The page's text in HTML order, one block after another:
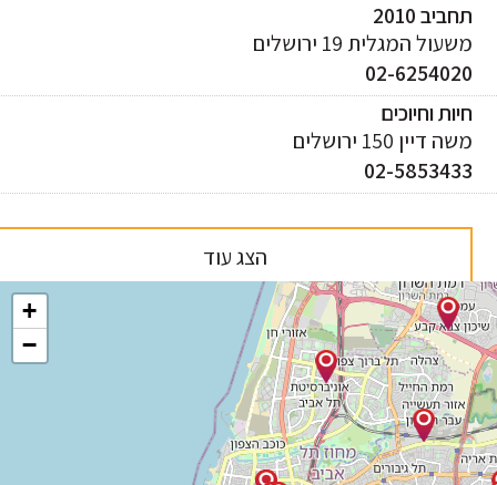
2010
המגלית 19 ירושלים
02-
וחיוכים
150 ירושלים
02-
הצג עוד